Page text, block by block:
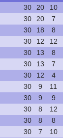
30 20 10
30 20 7
30 18 8
30 12 12
30 13 8
30 13 7
30 12 4
30 9 11
30 9 9
30 8 12
30 8 8
30 7 10